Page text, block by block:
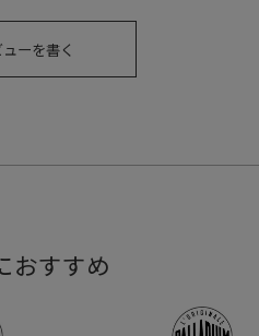
ューを書く
おすすめ